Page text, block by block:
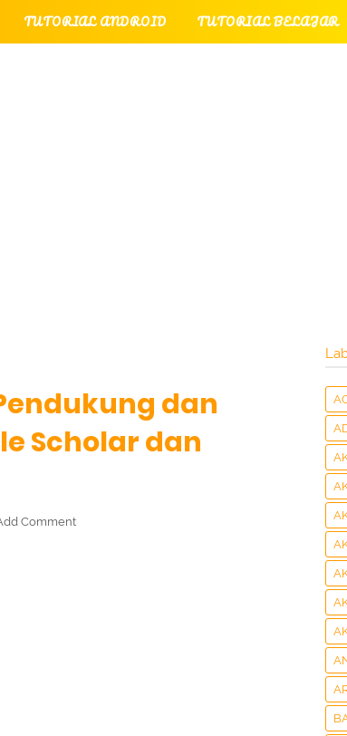
TUTORIAL ANDROID TUTORIAL BELAJAR
dan
Scholar dan
Comment